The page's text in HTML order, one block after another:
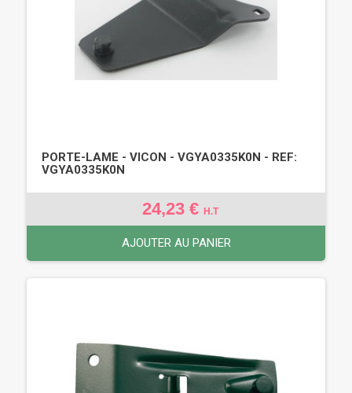
PORTE-LAME - VICON - VGYA0335K0N - REF:
VGYA0335K0N
24,23 € H.T
AJOUTER AU PANIER